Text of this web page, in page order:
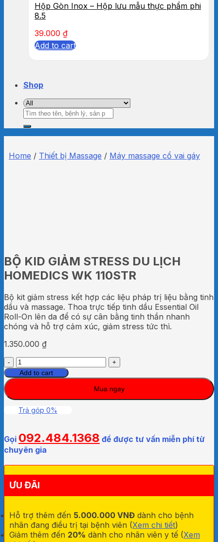
Hộp Gòn Inox – Hộp lưu mẫu thực phẩm phi
8.5
39.000 ₫
Add to cart
Shop
Search
for:
Home / Thiết bị Massage / Máy massage cổ vai gáy
BỘ KID GIẢM STRESS DU LỊCH
HOMEDICS WK 110STR
Bộ kit giảm stress kết hợp các liệu pháp trị liệu bằng tinh
dầu và massage. Thoa trực tiếp tinh dầu Essential Oil
Roll-On lên da để có sự cân bằng tinh thần nhanh
chóng và hỗ trợ cảm xúc, giảm stress tức thì.
1.350.000 ₫
BỘ
KID
GIẢM
DU
LỊCH
110STR
quantity
Add to cart
Mua ngay
Trả góp 0%
Gọi 092.484.1368 để được tư vấn miễn phí từ
chuyên gia
ƯU ĐÃI
Hỗ trợ thêm đến 5.000.000 VNĐ dành cho bệnh
nhân đang điều trị tại bệnh viên (Xem chi tiết)
Giảm thêm đến 20% dành cho nhân viên y tế (Xem